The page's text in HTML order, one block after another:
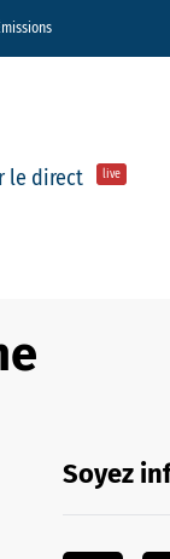
le direct live
Soyez